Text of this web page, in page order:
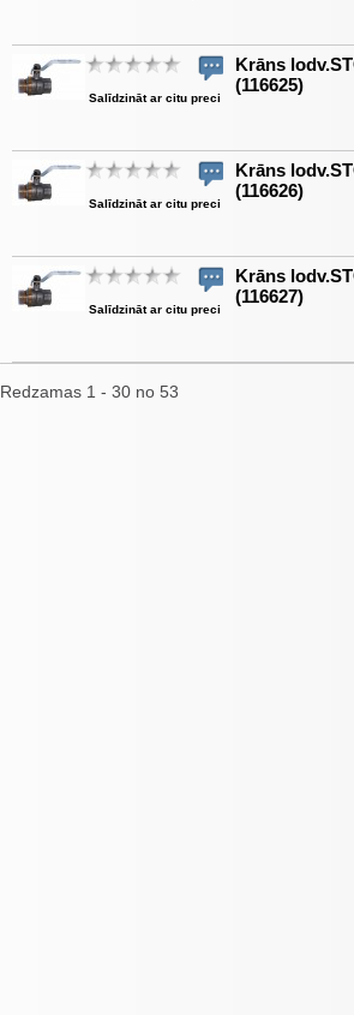
Salīdzināt ar citu preci
Krāns
(116625)
Salīdzināt ar citu preci
Krāns
(116626)
Salīdzināt ar citu preci
Krāns
(116627)
Redzamas 1 - 30 no 53